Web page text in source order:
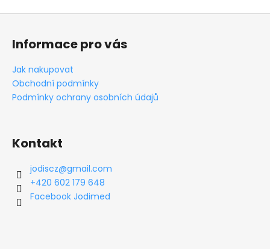
v
i
Z
Informace pro vás
Jak nakupovat
Obchodní podmínky
Podmínky ochrany osobních údajů
Kontakt
jodiscz@gmail.com
+420 602 179 648
Facebook Jodimed